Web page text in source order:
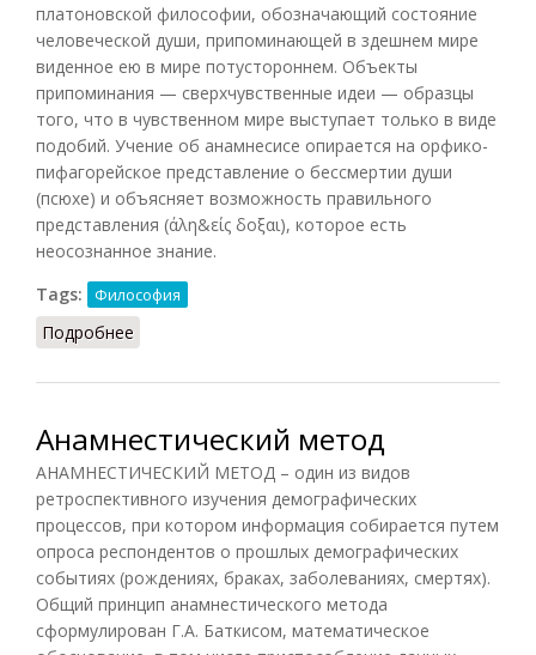
платоновской философии, обозначающий состояние
человеческой души, припоминающей в здешнем мире
виденное ею в мире потустороннем. Объекты
припоминания — сверхчувственные идеи — образцы
того, что в чувственном мире выступает только в виде
подобий. Учение об анамнесисе опирается на орфико-
пифагорейское представление о бессмертии души
(псюхе) и объясняет возможность правильного
представления (άλη&είς δοξαι), которое есть
неосознанное знание.
Tags:
Философия
Подробнее
Анамнестический метод
АНАМНЕСТИЧЕСКИЙ МЕТОД – один из видов
ретроспективного изучения демографических
процессов, при котором информация собирается путем
опроса респондентов о прошлых демографических
событиях (рождениях, браках, заболеваниях, смертях).
Общий принцип анамнестического метода
сформулирован Г.А. Баткисом, математическое